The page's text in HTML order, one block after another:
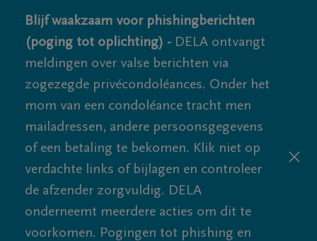
Blijf waakzaam voor phishingberichten
(poging tot oplichting) - DELA ontvangt
meldingen over valse berichten via
zogezegde privécondoléances. Onder het
mom van een condoléance tracht men
mailadressen, andere persoonsgegevens
of een betaling te bekomen. Klik niet op
verdachte links of bijlagen en controleer
de afzender zorgvuldig. DELA
onderneemt meerdere acties om dit te
voorkomen. Pogingen tot phishing en